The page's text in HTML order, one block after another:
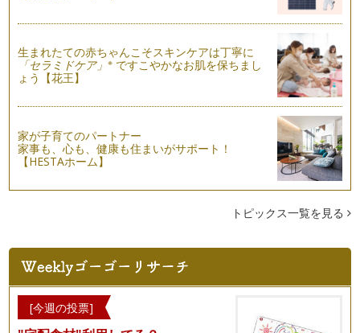
生まれたての赤ちゃんこそスキンケアは丁寧に
「セラミドケア」※ ですこやかなお肌を保ちまし
ょう【花王】
家が子育てのパートナー
家事も、心も、健康も住まいがサポート！
【HESTAホーム】
トピックス一覧を見る
[今週の投票]